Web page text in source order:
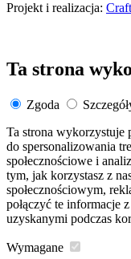
Projekt i realizacja:
Ta strona
Zgoda
Ta strona
do spersonalizowania
społecznościowe i
tym, jak korzystasz z
społecznościowym,
połączyć te informacje
uzyskanymi podczas
Wymagane